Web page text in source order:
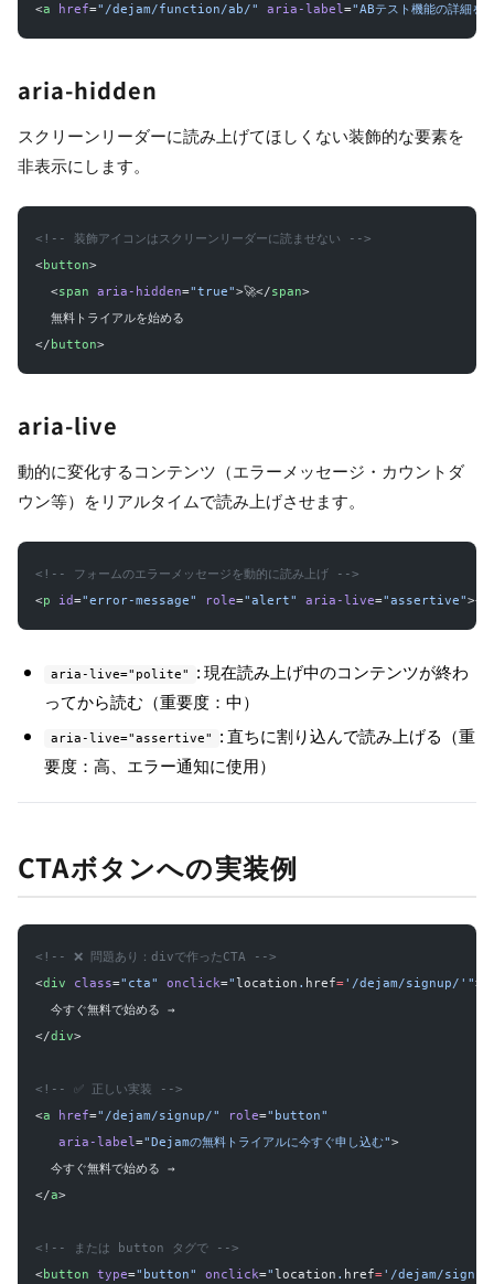
<a href="/dejam/function/ab/" aria-label="ABテスト機能の詳細を
aria-hidden
スクリーンリーダーに読み上げてほしくない装飾的な要素を
非表示にします。
<!-- 装飾アイコンはスクリーンリーダーに読ませない -->
<button>
  <
span aria-hidden="true">🚀</span>
  無料トライアルを始める
</ button>
aria-live
動的に変化するコンテンツ（エラーメッセージ・カウントダ
ウン等）をリアルタイムで読み上げさせます。
<!-- フォームのエラーメッセージを動的に読み上げ -->
<p id="error-message" role="alert" aria-live="assertive"></
aria-live="polite"
: 現在読み上げ中のコンテンツが終わ
ってから読む（重要度：中）
aria-live="assertive"
: 直ちに割り込んで読み上げる（重
要度：高、エラー通知に使用）
CTAボタンへの実装例
<!-- ❌ 問題あり：divで作ったCTA -->
<div class="cta" onclick="location . href='/dejam/signup/'">
  今すぐ無料で始める →
</div>
<!-- ✅ 正しい実装 -->
<a href="/dejam/signup/" role="button"
   aria-label
="Dejamの無料トライアルに今すぐ申し込む">
  今すぐ無料で始める →
</a>
<!-- または button タグで -->
<button type="button" onclick="location . href='/dejam/